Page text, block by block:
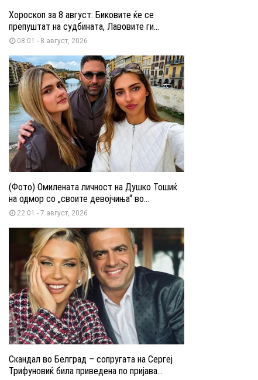
Хороскоп за 8 август: Биковите ќе се
препуштат на судбината, Лавовите ги...
08:01 - 8 август, 2026
(Фото) Омилената личност на Душко Тошиќ
на одмор со „своите девојчиња“ во...
22:01 - 7 август, 2026
Скандал во Белград – сопругата на Сергеј
Трифуновиќ била приведена по пријава...